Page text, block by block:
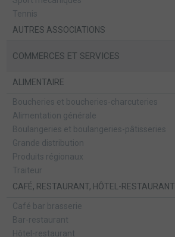
Tennis
AUTRES ASSOCIATIONS
COMMERCES ET SERVICES
ALIMENTAIRE
Boucheries et boucheries-charcuteries
Alimentation générale
Boulangeries et boulangeries-pâtisseries
Grande distribution
Produits régionaux
Traiteur
CAFÉ, RESTAURANT, HÔTEL-RESTAURANT
Café bar brasserie
Bar-restaurant
Hôtel-restaurant